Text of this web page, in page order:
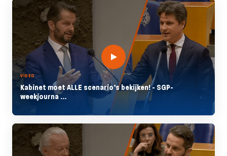
VIDEO
Kabinet moet ALLE scenario’s bekijken! - SGP-
weekjourna ...